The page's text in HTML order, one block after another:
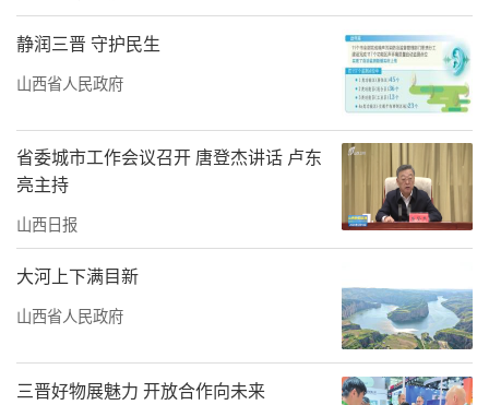
静润三晋 守护民生
山西省人民政府
省委城市工作会议召开 唐登杰讲话 卢东
亮主持
山西日报
大河上下满目新
山西省人民政府
三晋好物展魅力 开放合作向未来